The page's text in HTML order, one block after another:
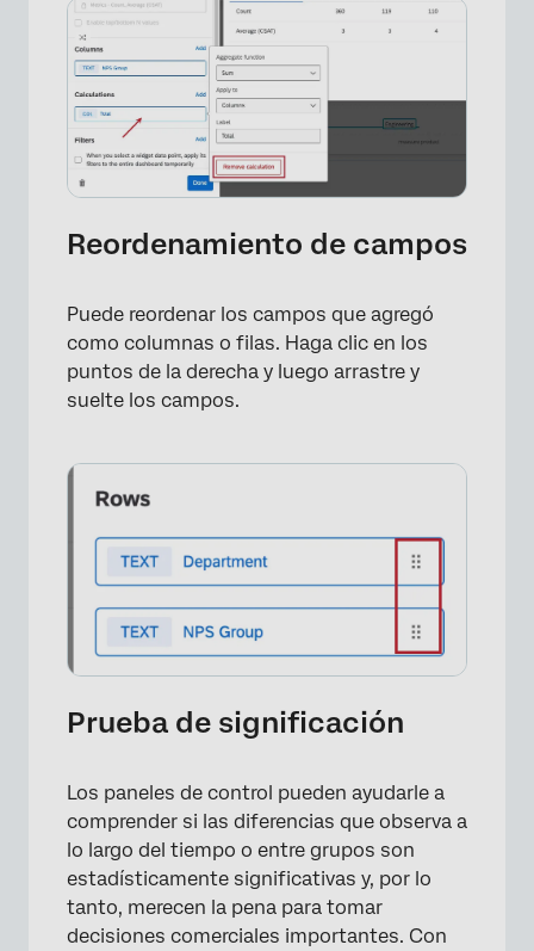
Reordenamiento de campos
Puede reordenar los campos que agregó
como columnas o filas. Haga clic en los
puntos de la derecha y luego arrastre y
suelte los campos.
Prueba de significación
Los paneles de control pueden ayudarle a
comprender si las diferencias que observa a
lo largo del tiempo o entre grupos son
estadísticamente significativas y, por lo
tanto, merecen la pena para tomar
decisiones comerciales importantes. Con